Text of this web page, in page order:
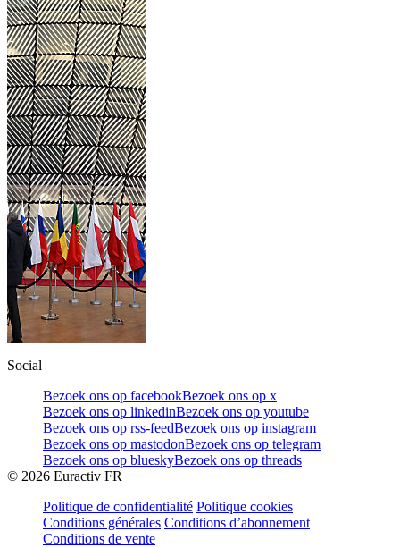
Social
Bezoek ons op facebookBezoek ons op x
Bezoek ons op linkedinBezoek ons op youtube
Bezoek ons op rss-feedBezoek ons op instagram
Bezoek ons op mastodonBezoek ons op telegram
Bezoek ons op blueskyBezoek ons op threads
© 2026 Euractiv FR
Politique de confidentialité Politique cookies
Conditions générales Conditions d’abonnement
Conditions de vente